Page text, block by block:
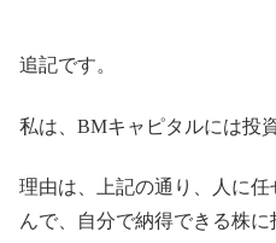
追記です。
私は、BMキャピタルには投
理由は、上記の通り、人に
んで、自分で納得できる株